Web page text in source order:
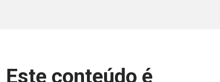
Este conteúdo é